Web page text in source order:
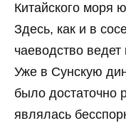
Китайского моря
Здесь, как и в
чаеводство
Уже в Сунскую
было достаточно
являлась